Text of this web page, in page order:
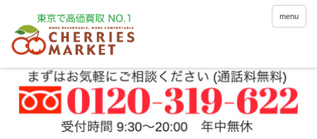
menu